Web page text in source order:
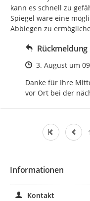
kann es schnell zu
Spiegel wäre eine
Abbiegen zu
Rückmeldung
Zeitpunkt des
3. August um
Danke für Ihre
vor Ort bei der
Informationen
Kontakt